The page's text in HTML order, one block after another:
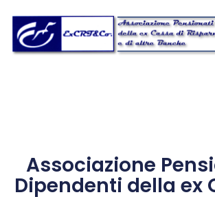
Associazione
Dipendenti della ex